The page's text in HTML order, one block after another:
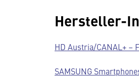
Hersteller-
HD Austria/CANAL+ –
SAMSUNG